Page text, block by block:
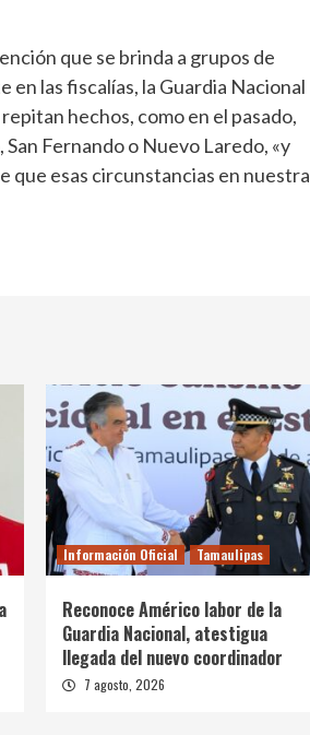
que se brinda a grupos de
las fiscalías, la Guardia Nacional
hechos, como en el pasado,
Fernando o Nuevo Laredo, «y
que esas circunstancias en nuestra
Información Oficial Tamaulipas
Reconoce Américo labor de la
Guardia Nacional, atestigua
llegada del nuevo coordinador
7 agosto, 2026